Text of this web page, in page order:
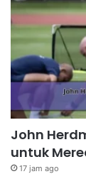
John
untuk
17 jam ago